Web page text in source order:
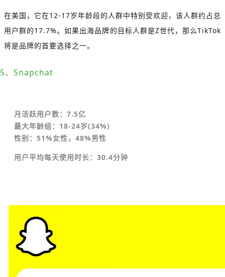
在美国，它在12-17岁年龄段的人群中特别受欢迎，该人群约占总
用户群的17.7%。如果出海品牌的目标人群是Z世代，那么TikTok
将是品牌的首要选择之一。
5、Snapchat
月活跃用户数：7.5亿
最大年龄组：18-24岁(34%)
性别：51%女性，48%男性
用户平均每天使用时长：30.4分钟